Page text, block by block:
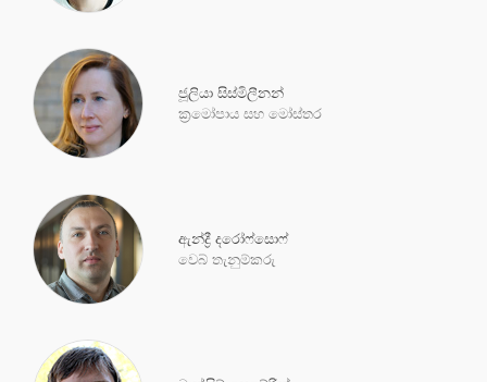
ජූලියා සිස්මිලීනන්
ක්‍රමෝපාය සහ මෝස්තර
ඇන්ද්‍රී දරෝෆ්සොෆ්
වෙබ් තැනුම්කරු